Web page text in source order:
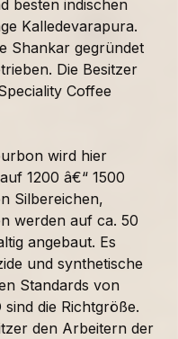
besten indischen
Kalledevarapura.
Shankar gegründet
Die Besitzer
Coffee
wird hier
1200 â€“ 1500
Silbereichen,
werden auf ca. 50
angebaut. Es
und synthetische
Standards von
die Richtgröße.
den Arbeitern der